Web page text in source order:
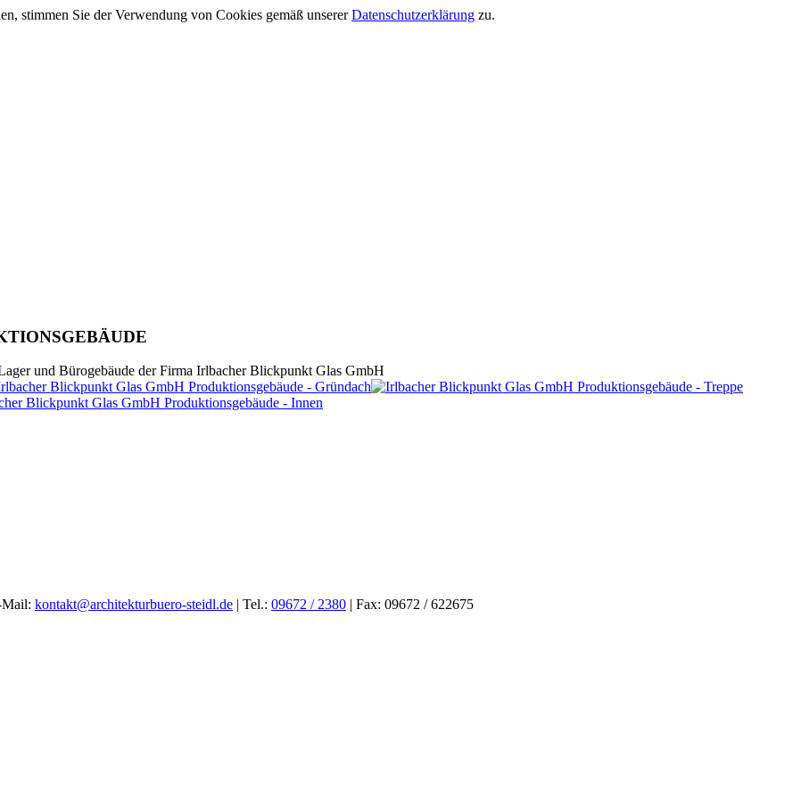
stimmen Sie der Verwendung von Cookies gemäß unsererDatenschutzerklärung zu.
und Bürogebäude der Firma Irlbacher Blickpunkt Glas GmbH
Mail: kontakt@architekturbuero-steidl.de | Tel.: 09672 / 2380 | Fax: 09672 / 622675